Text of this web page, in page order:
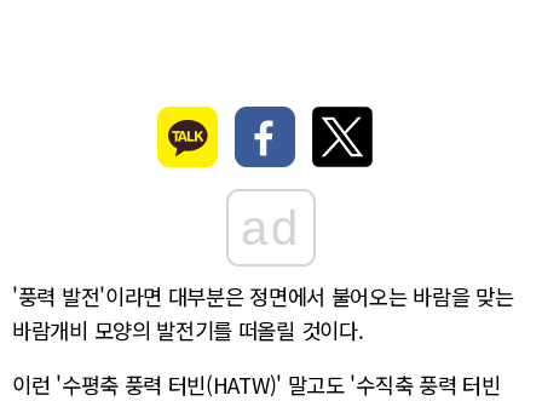
ad
'풍력 발전'이라면 대부분은 정면에서 불어오는 바람을 맞는
바람개비 모양의 발전기를 떠올릴 것이다.
이런 '수평축 풍력 터빈(HATW)' 말고도 '수직축 풍력 터빈